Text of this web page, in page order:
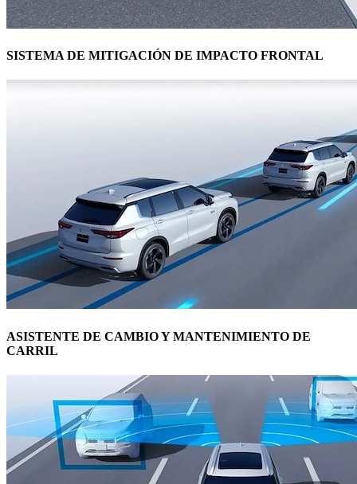
SISTEMA DE MITIGACIÓN DE IMPACTO FRONTAL
ASISTENTE DE CAMBIO Y MANTENIMIENTO DE
CARRIL